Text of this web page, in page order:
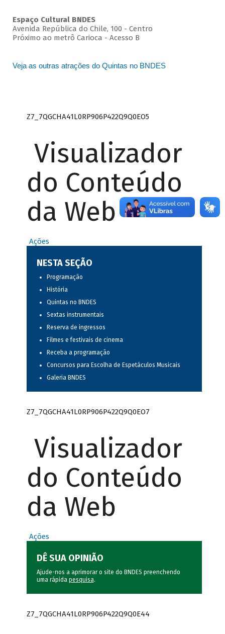
Espaço Cultural BNDES
Avenida República do Chile, 100 - Centro
Próximo ao metrô Carioca - Acesso B
Veja as outras atrações do Quintas no BNDES
Z7_7QGCHA41L0RP906P422Q9Q0EO5
Visualizador
do Conteúdo
da Web
Ações
NESTA SEÇÃO
Programação
História
Quintas no BNDES
Sextas instrumentais
Reserva de ingressos
Filmes e festivais de cinema
Receba a programação
Concursos para Escolha de Espetáculos Musicais
Galeria BNDES
Z7_7QGCHA41L0RP906P422Q9Q0EO7
Visualizador
do Conteúdo
da Web
Ações
DÊ SUA OPINIÃO
Ajude-nos a aprimorar o site do BNDES preenchendo
uma rápida pesquisa.
Z7_7QGCHA41L0RP906P422Q9Q0E44